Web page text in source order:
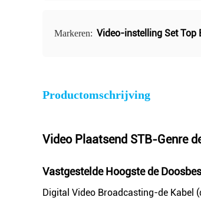
Markeren: Video-instelling Set Top
Productomschrijving
Video Plaatsend STB-Genre
Vastgestelde Hoogste de
Digital Video Broadcasting-de Kabel